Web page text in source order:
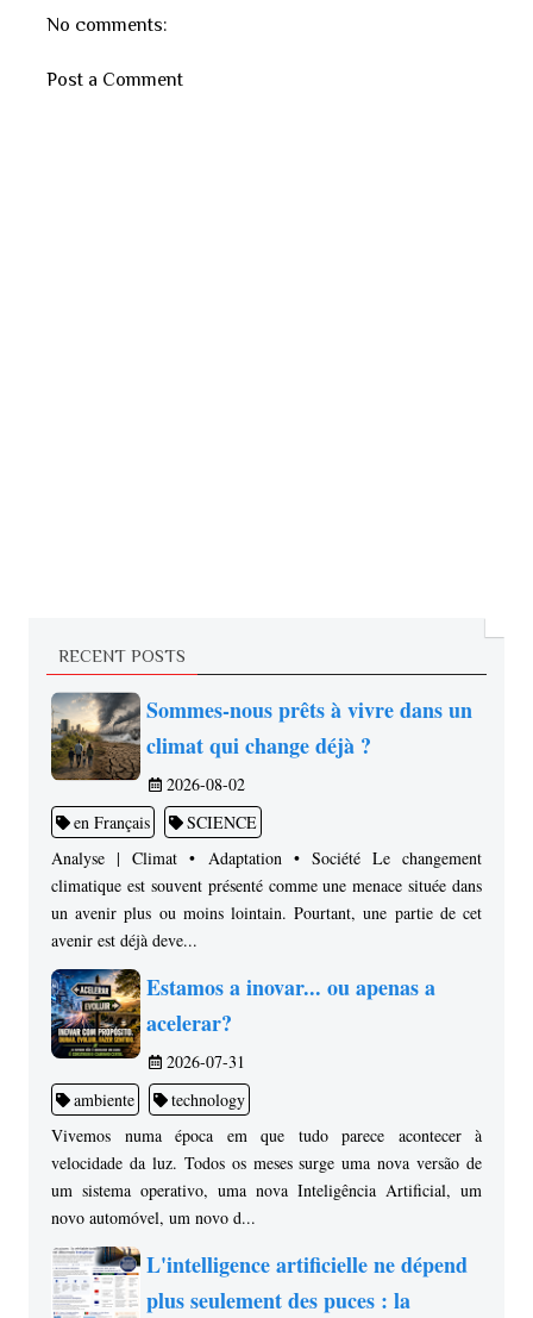
No comments:
Post a Comment
RECENT POSTS
Sommes-nous prêts à vivre dans un
climat qui change déjà ?
2026-08-02
en Français
SCIENCE
Analyse | Climat • Adaptation • Société Le changement
climatique est souvent présenté comme une menace située dans
un avenir plus ou moins lointain. Pourtant, une partie de cet
avenir est déjà deve...
Estamos a inovar... ou apenas a
acelerar?
2026-07-31
ambiente
technology
Vivemos numa época em que tudo parece acontecer à
velocidade da luz. Todos os meses surge uma nova versão de
um sistema operativo, uma nova Inteligência Artificial, um
novo automóvel, um novo d...
L'intelligence artificielle ne dépend
plus seulement des puces : la